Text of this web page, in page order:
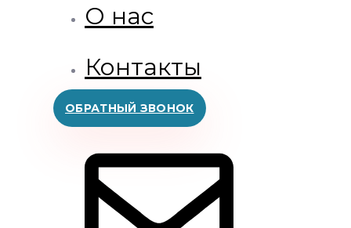
О нас
Контакты
ОБРАТНЫЙ ЗВОНОК